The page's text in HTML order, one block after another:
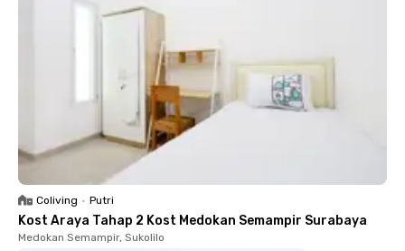
Coliving • Putri
Kost Araya Tahap 2 Kost Medokan Semampir Surabaya
Medokan Semampir, Sukolilo